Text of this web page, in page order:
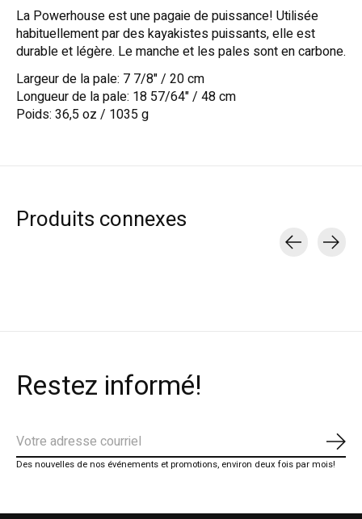
La Powerhouse est une pagaie de puissance! Utilisée
habituellement par des kayakistes puissants, elle est
durable et légère. Le manche et les pales sont en carbone.
Largeur de la pale: 7 7/8" / 20 cm
Longueur de la pale: 18 57/64" / 48 cm
Poids: 36,5 oz / 1035 g
Produits connexes
Restez informé!
Des nouvelles de nos événements et promotions, environ deux fois par mois!